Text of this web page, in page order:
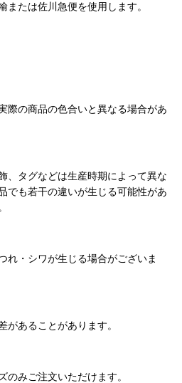
または佐川急便を使用します。
際の商品の色合いと異なる場合があ
、タグなどは生産時期によって異な
でも若干の違いが生じる可能性があ
れ・シワが生じる場合がございま
あることがあります。
みご注文いただけます。